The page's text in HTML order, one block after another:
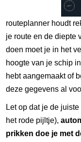
routeplanner houdt
je route en de diepte
doen moet je in het
hoogte van je schip
hebt aangemaakt of
deze gegevens al
Let op dat je de
het rode pijltje),
prikken doe je met